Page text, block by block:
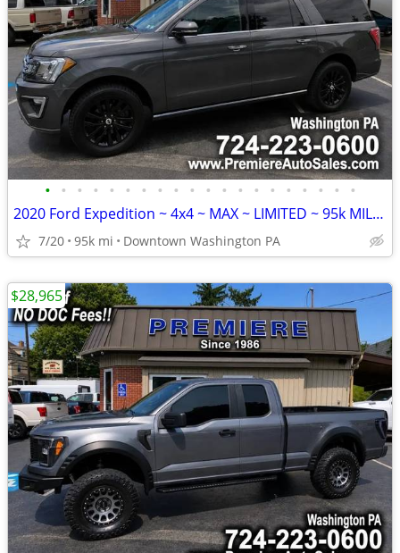
• • • • • • • • • • • • • • • • • • • •
2020 Ford Expedition ~ 4x4 ~ MAX ~ LIMITED ~ 95k MILES ~ FINANCING Avl
7/20 95k mi Downtown Washington PA
$28,965